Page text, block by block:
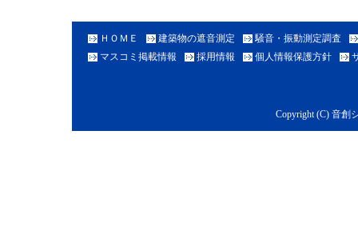
ＨＯＭＥ 建築物の遮音測定
騒音・振動測定調査
マスコミ掲載情報
採用情報 個人情報保護方針
Copyright (C) 音創